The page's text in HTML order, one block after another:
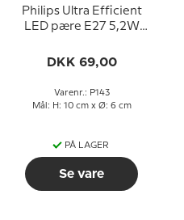
Philips Ultra Efficient
LED pære E27 5,2W
watt) Varm Hvidt Lys
DKK 69,00
Varenr.: P143
Mål: H: 10 cm x Ø: 6 cm
PÅ LAGER
Se vare